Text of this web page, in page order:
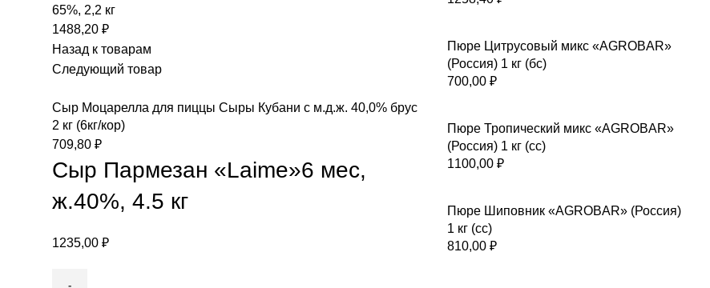
65%, 2,2 кг
1488,20 ₽
Назад к товарам
Следующий товар
Сыр Моцарелла для пиццы Сыры Кубани с м.д.ж. 40,0% брус
2 кг (6кг/кор)
709,80 ₽
Сыр Пармезан «Laime»6 мес,
ж.40%, 4.5 кг
1235,00 ₽
Пюре Цитрусовый микс «AGROBAR»
(Россия) 1 кг (бс)
700,00 ₽
Пюре Тропический микс «AGROBAR»
(Россия) 1 кг (сс)
1100,00 ₽
Пюре Шиповник «AGROBAR» (Россия)
1 кг (сс)
810,00 ₽